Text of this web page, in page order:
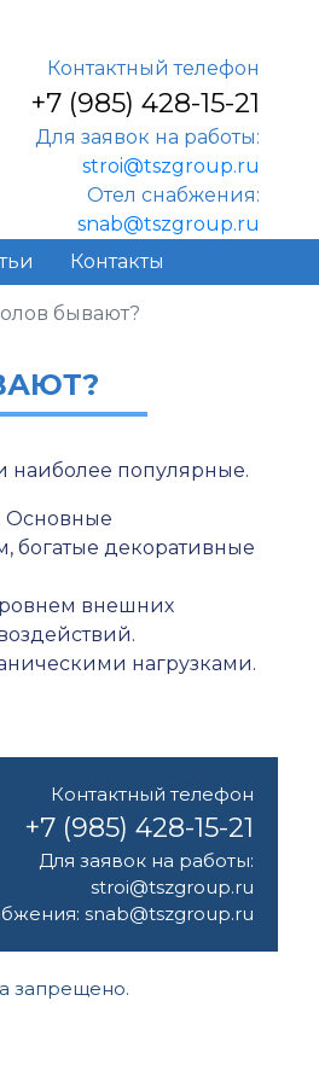
Контактный телефон
+7 (985) 428-15-21
Для заявок на работы:
stroi@tszgroup.ru
Отел снабжения:
snab@tszgroup.ru
Контакты
бывают?
наиболее популярные.
Основные
богатые декоративные
внешних
нагрузками.
Контактный телефон
+7 (985) 428-15-21
Для заявок на работы:
stroi@tszgroup.ru
snab@tszgroup.ru
запрещено.